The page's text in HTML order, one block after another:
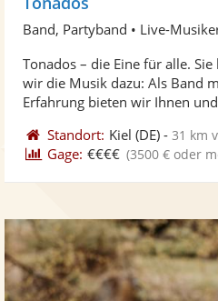
Band, Partyband • Live-
Tonados – die Eine für alle.
wir die Musik dazu: Als Band
Erfahrung bieten wir Ihnen
Standort: Kiel (DE) -31 km
Gage: €€€€ (3500 € oder